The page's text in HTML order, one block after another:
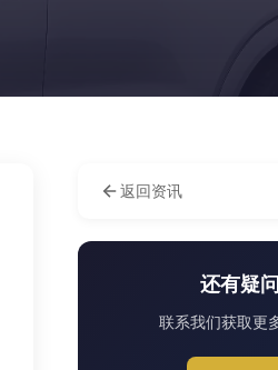
返回资讯
还有疑
联系我们获取更